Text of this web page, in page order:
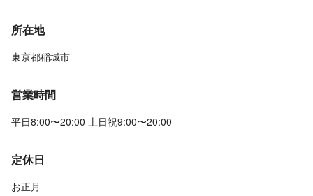
所在地
東京都稲城市
営業時間
平日8:00〜20:00 土日祝9:00〜20:00
定休日
お正月